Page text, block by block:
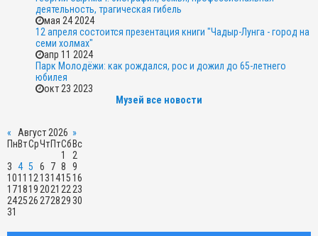
деятельность, трагическая гибель
мая 24 2024
12 апреля состоится презентация книги "Чадыр-Лунга - город на
семи холмах"
апр 11 2024
Парк Молодёжи: как рождался, рос и дожил до 65-летнего
юбилея
окт 23 2023
Музей все новости
« Август 2026 »
ПнВтСрЧтПтСб Вс
1
2
3 4 5 6 7 8
9
1011 1213141516
171819 2021 22 23
242526 27282930
31